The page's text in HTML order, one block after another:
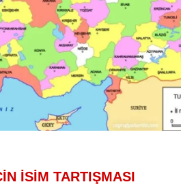
İSİM TARTIŞMASI